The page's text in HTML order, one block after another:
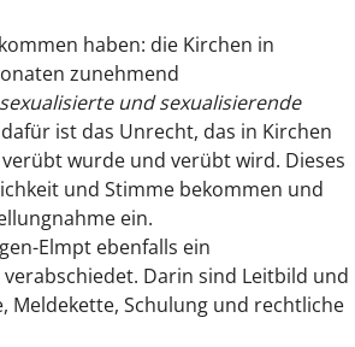
haben: die Kirchen in
zunehmend
sexualisierte und sexualisierende
ist das Unrecht, das in Kirchen
wurde und verübt wird. Dieses
und Stimme bekommen und
ein.
Elmpt ebenfalls ein
Darin sind Leitbild und
Meldekette, Schulung und rechtliche